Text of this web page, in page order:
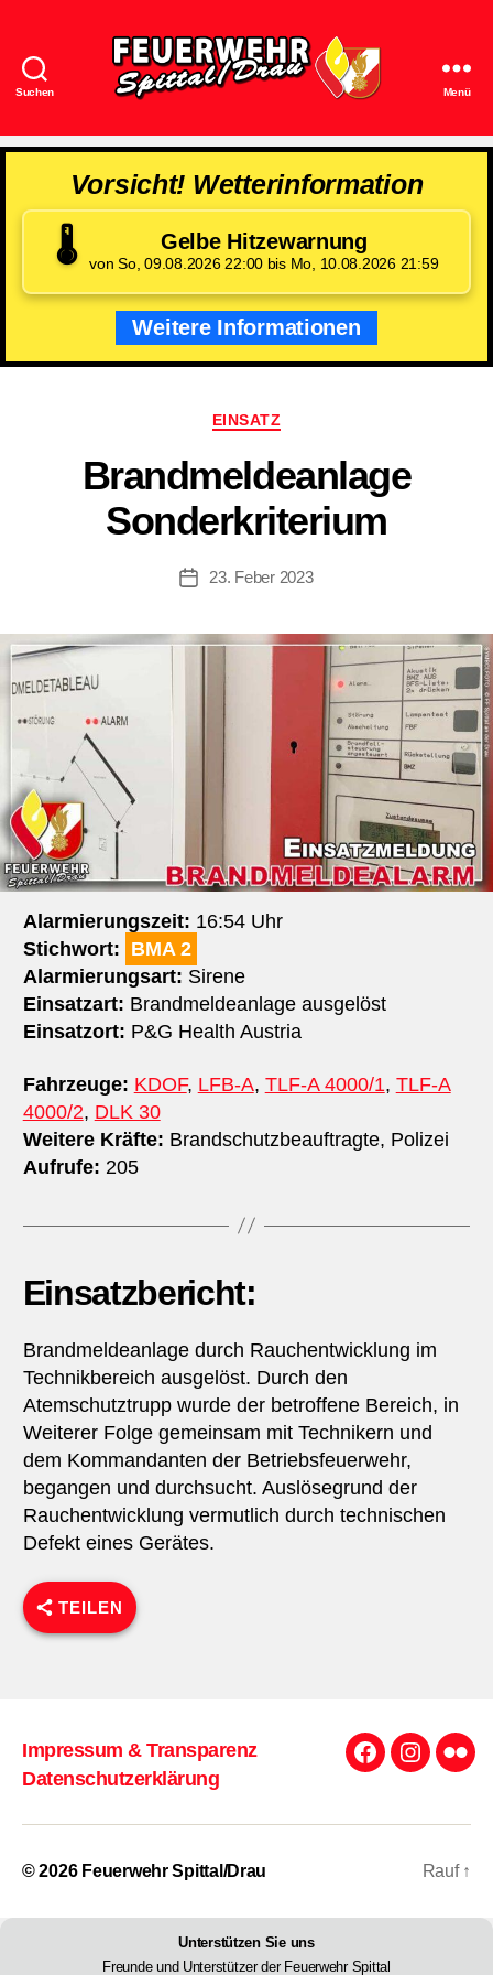
Suchen
Spittal/Drau
Menü
Vorsicht! Wetterinformation
🌡️ Gelbe Hitzewarnung
von So, 09.08.2026 22:00 bis Mo, 10.08.2026 21:59
Weitere Informationen
Kategorien
EINSATZ
Brandmeldeanlage
Sonderkriterium
Beitragsdatum
23. Feber 2023
Alarmierungszeit: 16:54 Uhr
Stichwort: BMA 2
Alarmierungsart: Sirene
Einsatzart: Brandmeldeanlage ausgelöst
Einsatzort: P&G Health Austria
Fahrzeuge: KDOF, LFB-A, TLF-A 4000/1, TLF-A
4000/2, DLK 30
Weitere Kräfte: Brandschutzbeauftragte, Polizei
Aufrufe: 205
Einsatzbericht:
Brandmeldeanlage durch Rauchentwicklung im
Technikbereich ausgelöst. Durch den
Atemschutztrupp wurde der betroffene Bereich, in
Weiterer Folge gemeinsam mit Technikern und
dem Kommandanten der Betriebsfeuerwehr,
begangen und durchsucht. Auslösegrund der
Rauchentwicklung vermutlich durch technischen
Defekt eines Gerätes.
TEILEN
Impressum & Transparenz
Datenschutzerklärung
Facebook
© 2026 Feuerwehr Spittal/Drau Rauf ↑
Unterstützen Sie uns
Freunde und Unterstützer der Feuerwehr Spittal